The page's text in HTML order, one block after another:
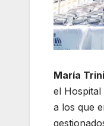
María
el
a los que